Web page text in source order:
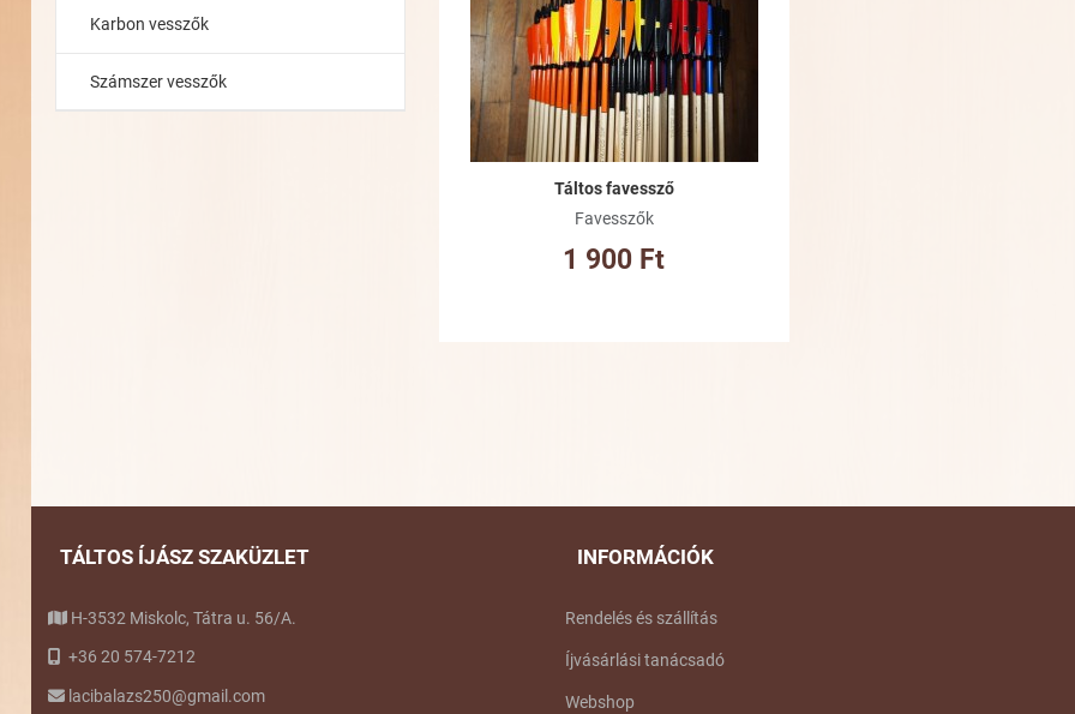
Karbon vesszők
Számszer vesszők
Táltos favessző
Favesszők
1 900 Ft
TÁLTOS ÍJÁSZ SZAKÜZLET
H-3532 Miskolc, Tátra u. 56/A.
+36 20 574-7212
lacibalazs250@gmail.com
INFORMÁCIÓK
Rendelés és szállítás
Íjvásárlási tanácsadó
Webshop